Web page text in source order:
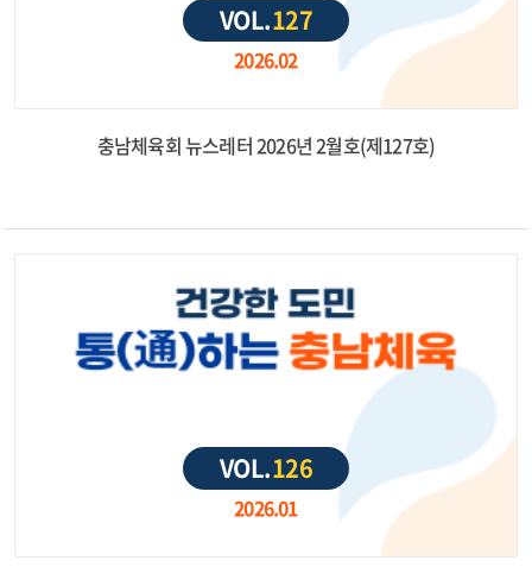
VOL.127
2026.02
충남체육회 뉴스레터 2026년 2월호(제127호)
VOL.126
2026.01